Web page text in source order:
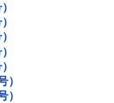
）
）